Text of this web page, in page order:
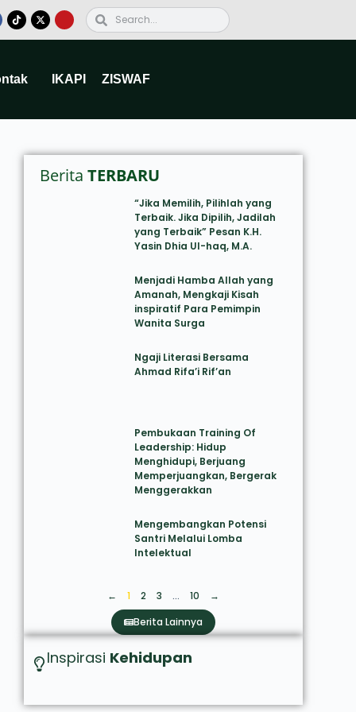
IKAPI ZISWAF
Berita TERBARU
“Jika Memilih, Pilihlah yang
Terbaik. Jika Dipilih, Jadilah
yang Terbaik” Pesan K.H.
Yasin Dhia Ul-haq, M.A.
Menjadi Hamba Allah yang
Amanah, Mengkaji Kisah
inspiratif Para Pemimpin
Wanita Surga
Ngaji Literasi Bersama
Ahmad Rifa’i Rif’an
Pembukaan Training Of
Leadership: Hidup
Menghidupi, Berjuang
Memperjuangkan, Bergerak
Menggerakkan
Mengembangkan Potensi
Santri Melalui Lomba
Intelektual
← 1 2 3 … 10
→
Berita Lainnya
Inspirasi Kehidupan